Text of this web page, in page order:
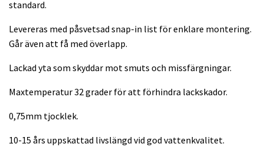
standard.
Levereras med påsvetsad snap-in list för enklare montering.
Går även att få med överlapp.
Lackad yta som skyddar mot smuts och missfärgningar.
Maxtemperatur 32 grader för att förhindra lackskador.
0,75mm tjocklek.
10-15 års uppskattad livslängd vid god vattenkvalitet.